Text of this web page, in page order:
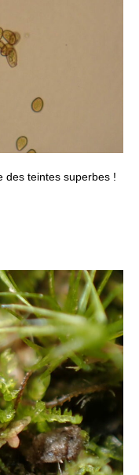
des teintes superbes !